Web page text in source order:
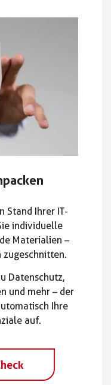
Stand Ihrer IT-
individuelle
Materialien –
zugeschnitten.
Datenschutz,
und mehr – der
Ihre
auf.